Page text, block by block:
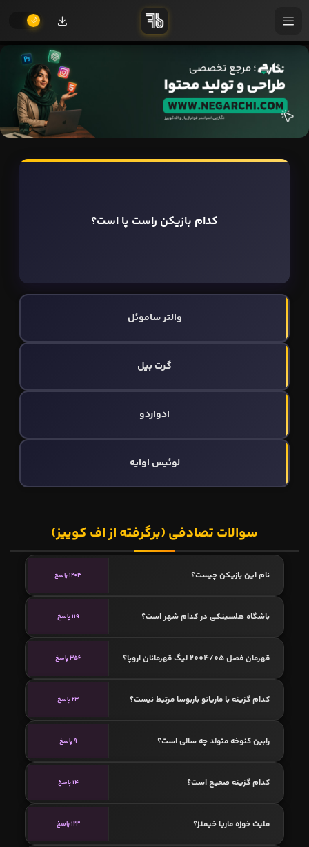
کدام بازیکن راست پا است؟
والتر ساموئل
گرت بیل
ادواردو
لوئیس اوایه
سوالات تصادفی (برگرفته از اف کوییز)
نام این بازیکن چیست؟ 1203 پاسخ
باشگاه هلسینکی در کدام شهر است؟ 119 پاسخ
قهرمان فصل 2004/05 لیگ قهرمانان اروپا؟ 356 پاسخ
کدام گزینه با ماریانو باربوسا مرتبط نیست؟ 23 پاسخ
رابین کنوخه متولد چه سالی است؟ 9 پاسخ
کدام گزینه صحیح است؟ 14 پاسخ
ملیت خوزه ماریا خیمنز؟ 123 پاسخ